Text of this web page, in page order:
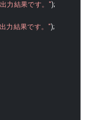
力結果です。");
力結果です。");